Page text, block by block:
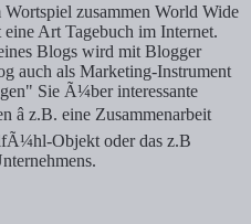
zusammen World Wide
Art Tagebuch im Internet.
Blogs wird mit Blogger
auch als Marketing-Instrument
Sie Ã¼ber interessante
z.B. eine Zusammenarbeit
Objekt oder das z.B